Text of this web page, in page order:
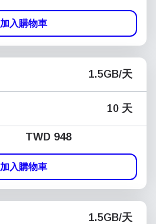
加入購物車
1.5GB/天
10 天
TWD 948
加入購物車
1.5GB/天